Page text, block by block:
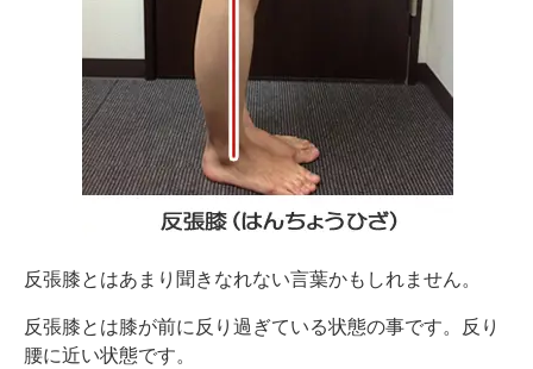
反張膝とはあまり聞きなれない言葉かもしれません。
反張膝とは膝が前に反り過ぎている状態の事です。反り
腰に近い状態です。